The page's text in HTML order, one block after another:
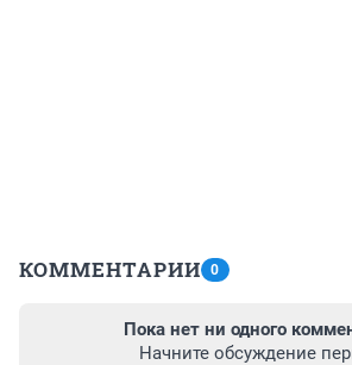
КОММЕНТАРИИ 0
Пока нет ни одного
Начните обсуждение